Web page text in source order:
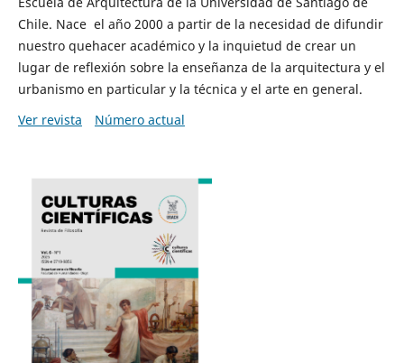
Chile. Nace el año 2000 a partir de la necesidad de difundir
nuestro quehacer académico y la inquietud de crear un
lugar de reflexión sobre la enseñanza de la arquitectura y el
urbanismo en particular y la técnica y el arte en general.
Ver revista
Número actual